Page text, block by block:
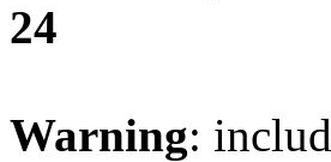
24
Warning: